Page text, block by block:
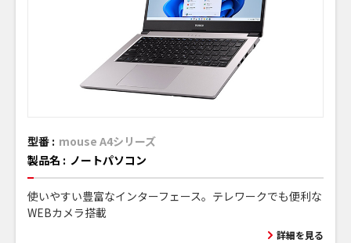
型番 : mouse A4シリーズ
製品名 : ノートパソコン
使いやすい豊富なインターフェース。テレワークでも便利な
WEBカメラ搭載
詳細を見る